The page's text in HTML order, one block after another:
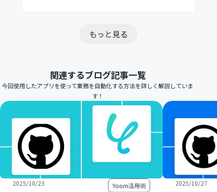
もっと見る
関連するブログ記事一覧
今回使用したアプリを使って業務を自動化する方法を詳しく解説していま
す！
2025/10/23 Yoom活用術 2025/10/27